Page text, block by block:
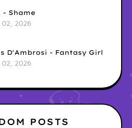
- Shame
02, 2026
D'Ambrosi - Fantasy Girl
02, 2026
POSTS